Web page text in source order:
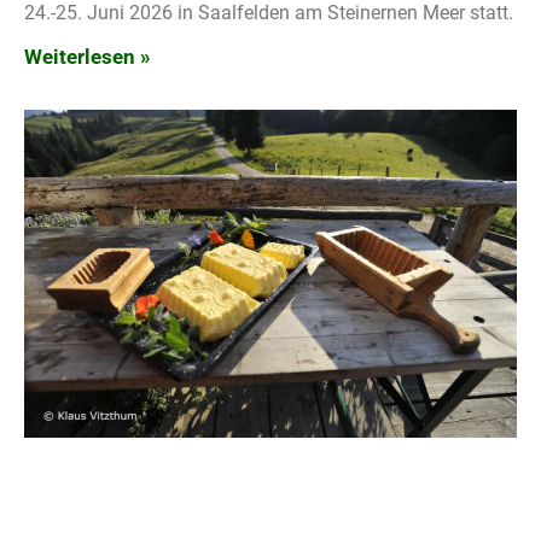
24.-25. Juni 2026 in Saalfelden am Steinernen Meer statt.
Weiterlesen »